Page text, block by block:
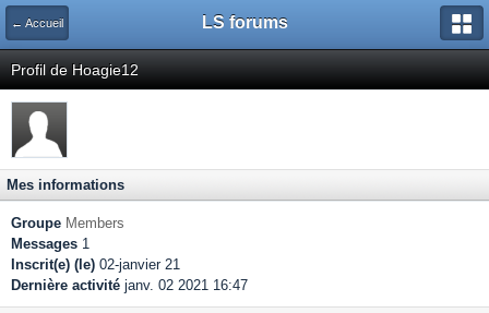
← Accueil LS forums
Profil de Hoagie12
Mes informations
Groupe Members
Messages 1
Inscrit(e) (le) 02-janvier 21
Dernière activité janv. 02 2021 16:47